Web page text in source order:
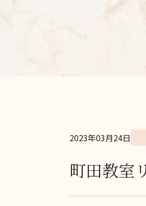
2023年03月24日
町田教室